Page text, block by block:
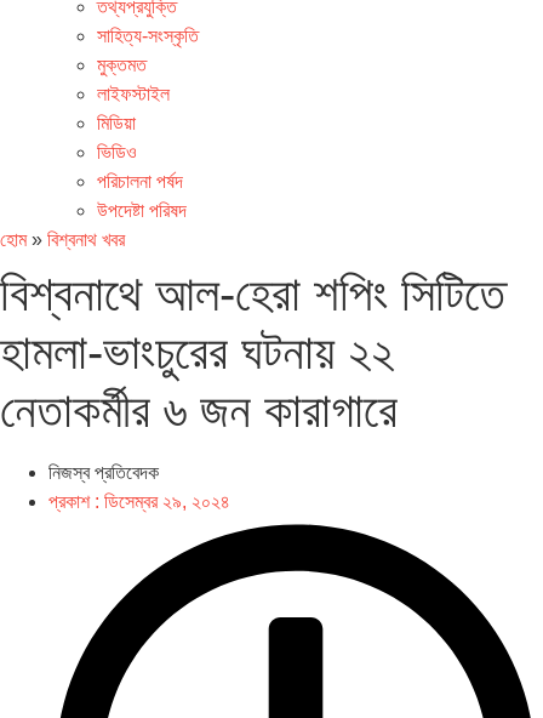
তথ্যপ্রযুক্তি
সাহিত্য-সংস্কৃতি
মুক্তমত
লাইফস্টাইল
মিডিয়া
ভিডিও
পরিচালনা পর্ষদ
উপদেষ্টা পরিষদ
হোম» বিশ্বনাথ খবর
বিশ্বনাথে আল-হেরা শপিং সিটিতে
হামলা-ভাংচুরের ঘটনায় ২২
নেতাকর্মীর ৬ জন কারাগারে
নিজস্ব প্রতিবেদক
প্রকাশ : ডিসেম্বর ২৯, ২০২৪